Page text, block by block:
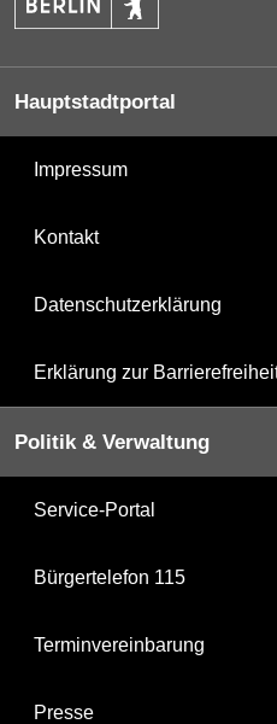
Hauptstadtportal
Impressum
Kontakt
Datenschutzerklärung
Erklärung zur
Politik & Verwaltung
Service-Portal
Bürgertelefon 115
Terminvereinbarung
Presse